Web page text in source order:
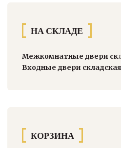
НА СКЛАДЕ
Межкомнатные двери
Входные двери
КОРЗИНА